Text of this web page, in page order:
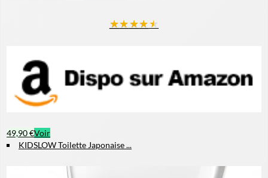
★★★★★
49,90 €Voir
KIDSLOW Toilette Japonaise ...